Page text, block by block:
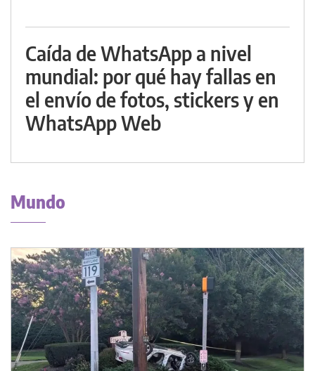
Caída de WhatsApp a nivel
mundial: por qué hay fallas en
el envío de fotos, stickers y en
WhatsApp Web
Mundo